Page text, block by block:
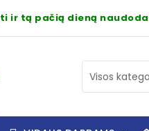
ir tą pačią dieną